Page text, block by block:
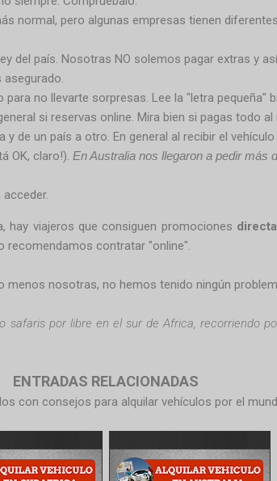
normal, pero algunas empresas tienen
del país. Nosotras NO solemos pagar extras y
para no llevarte sorpresas. Lee la "letra pequeña"
si reservas online. Mira bien si pagas todo
de un país a otro. En general al recibir el
OK, claro!). En Australia nos llegaron a pedir más
hay viajeros que consiguen promociones
contratar "online".
nosotras, no hemos tenido ningún
safaris por libre en el sur de Africa, recorriendo
ENTRADAS RELACIONADAS
con consejos para alquilar vehículos por el